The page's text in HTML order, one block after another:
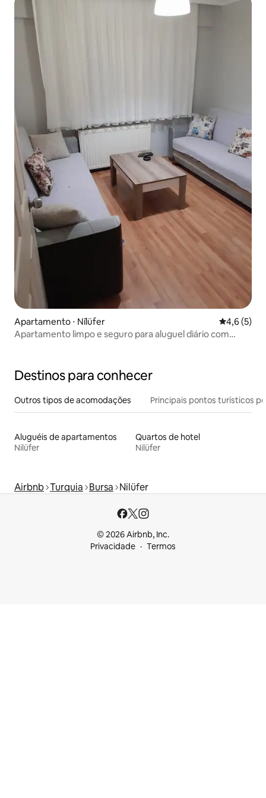
Apartamento ⋅ Ni̇lüfer 4,6 de
4,6 (5)
Apartamento limpo e seguro para aluguel diário com
Destinos para conhecer
Outros tipos de acomodações Principais pontos turísticos
Aluguéis de apartamentos
Nilüfer
Quartos de hotel
Nilüfer
Airbnb Turquia Bursa Nilüfer
© 2026 Airbnb, Inc.
Privacidade
Termos